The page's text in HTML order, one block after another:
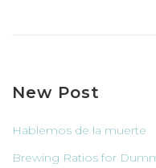
New Post
Hablemos de la muerte
Brewing Ratios for